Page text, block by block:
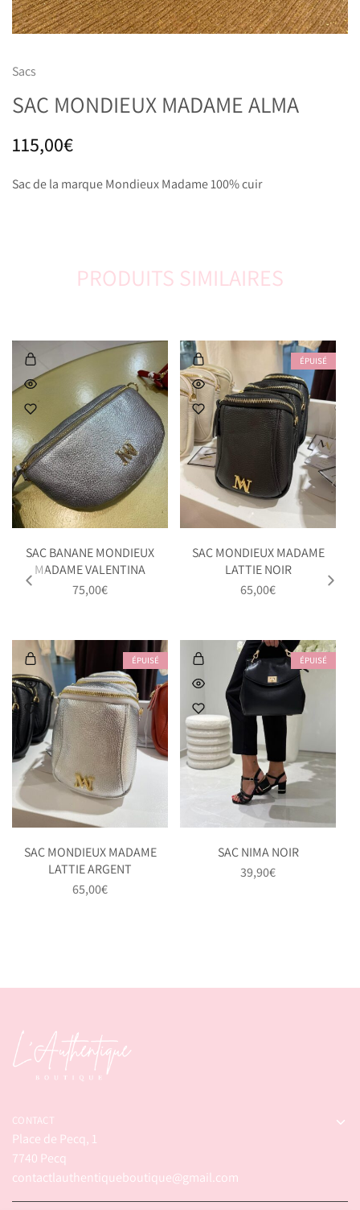
Sacs
SAC MONDIEUX MADAME ALMA
115,00€
Sac de la marque Mondieux Madame 100% cuir
PRODUITS SIMILAIRES
SAC BANANE MONDIEUX
MADAME VALENTINA
75,00€
ÉPUISÉ
SAC MONDIEUX MADAME
LATTIE NOIR
65,00€
ÉPUISÉ
SAC MONDIEUX MADAME
LATTIE ARGENT
65,00€
ÉPUISÉ
SAC NIMA NOIR
39,90€
CONTACT
Place de Pecq, 1
7740 Pecq
contactlauthentiqueboutique@gmail.com